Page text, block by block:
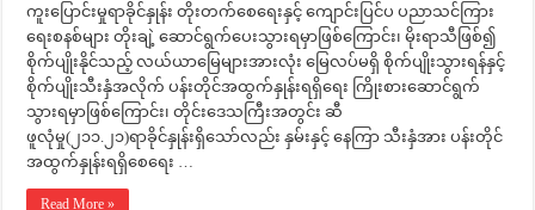
ကူးပြောင်းမှုရာခိုင်နှုန်း တိုးတက်စေရေးနှင့် ကျောင်းပြင်ပ ပညာသင်ကြား
ရေးစနစ်များ တိုးချဲ့ ဆောင်ရွက်ပေးသွားရမှာဖြစ်ကြောင်း၊ မိုးရာသီဖြစ်၍
စိုက်ပျိုးနိုင်သည့် လယ်ယာမြေများအားလုံး မြေလပ်မရှိ စိုက်ပျိုးသွားရန်နှင့်
စိုက်ပျိုးသီးနှံအလိုက် ပန်းတိုင်အထွက်နှုန်းရရှိရေး ကြိုးစားဆောင်ရွက်
သွားရမှာဖြစ်ကြောင်း၊ တိုင်းဒေသကြီးအတွင်း ဆီ
ဖူလုံမှု(၂၁၁.၂၁)ရာခိုင်နှုန်းရှိသော်လည်း နှမ်းနှင့် နေကြာ သီးနှံအား ပန်းတိုင်
အထွက်နှုန်းရရှိစေရေး …
Read More »